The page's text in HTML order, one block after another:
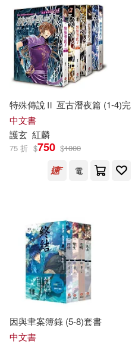
特殊傳說Ⅱ 亙古潛夜篇 (1-4)完
中文書
護玄 紅麟
75 折 $750 $1000
電
因與聿案簿錄 (5-8)套書
中文書